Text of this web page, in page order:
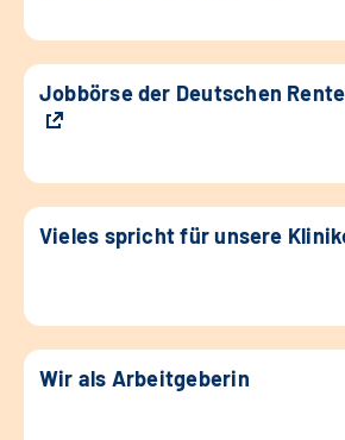
Jobbörse der Deutschen
Vieles spricht für unsere
Wir als Arbeitgeberin